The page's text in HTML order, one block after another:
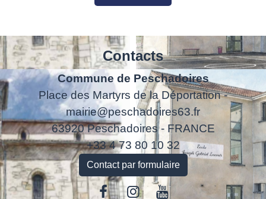
Contacts
Commune de Peschadoires
Place des Martyrs de la Déportation -
mairie@peschadoires63.fr
63920 Peschadoires - FRANCE
+33 4 73 80 10 32
Contact par formulaire